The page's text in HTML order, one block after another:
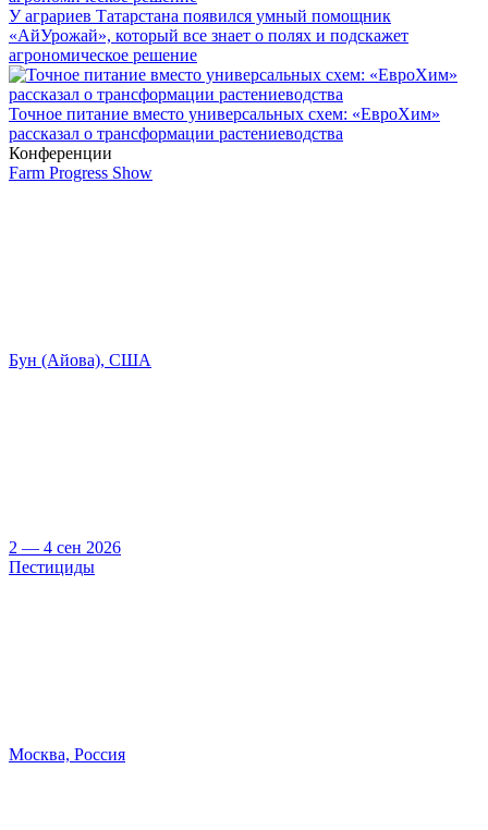
У аграриев Татарстана появился умный помощник
«АйУрожай», который все знает о полях и подскажет
агрономическое решение
Точное питание вместо универсальных схем: «ЕвроХим»
рассказал о трансформации растениеводства
Конференции
Farm Progress Show
Бун (Айова), США
2 — 4 сен 2026
Пестициды
Москва, Россия